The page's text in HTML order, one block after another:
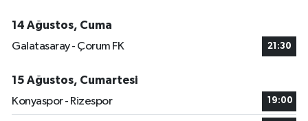
14 Ağustos, Cuma
Galatasaray - Çorum FK
21:30
15 Ağustos, Cumartesi
Konyaspor - Rizespor
19:00